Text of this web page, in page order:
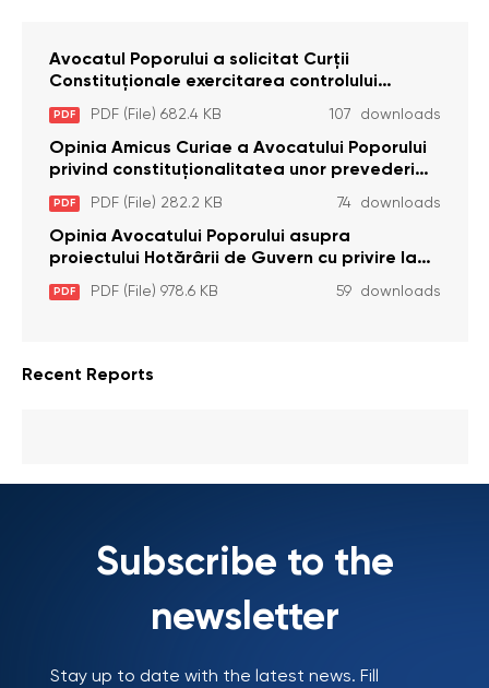
Avocatul Poporului a solicitat Curţii
Constituţionale exercitarea controlului
constituţionalităţii unor prevederi cu privire la
plata alocației sociale de stat persoanelor
cu dizabilitați care sunt private de liberate
PDF PDF (File) 682.4 KB 107 downloads
Opinia Amicus Curiae a Avocatului Poporului
privind constituționalitatea unor prevederi
care interzic angajarea în organizațiile de
pază particulară a persoanelor condamnate
pentru comiterea cu intenție a unor infracțiuni
a fost luată în considerare de Curtea
Constituțională
PDF PDF (File) 282.2 KB 74 downloads
Opinia Avocatului Poporului asupra
proiectului Hotărârii de Guvern cu privire la
aprobarea proiectului de lege privind
activitatea sanitară veterinarăa
PDF PDF (File) 978.6 KB 59 downloads
Recent Reports
Subscribe to the
newsletter
Stay up to date with the latest news. Fill